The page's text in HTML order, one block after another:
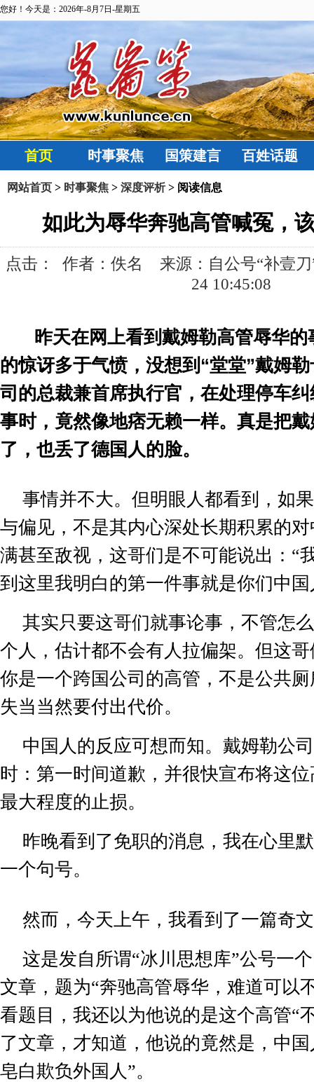
您好！今天是：2026年-8月7日-星期五
首页 时事聚焦 国策建言 百姓话题
网站首页 > 时事聚焦 > 深度评析> 阅读信息
如此为辱华奔驰高管喊冤，
点击：
作者：佚名 来源：自公号“补壹刀
24 10:45:08
昨天在网上看到戴姆勒高管辱华的
的惊讶多于气愤，没想到 “堂堂”戴姆
司的总裁兼首席执行官，在处理停车
事时，竟然像地痞无赖一样。真是把
了，也丢了德国人的脸。
事情并不大。但明眼人都看到，如
与偏见，不是其内心深处长期积累的
满甚至敌视，这哥们是不可能说出： “
到这里我明白的第一件事就是你们中
其实只要这哥们就事论事，不管怎
个人，估计都不会有人拉偏架。但这
你是一个跨国公司的高管，不是公共
失当当然要付出代价。
中国人的反应可想而知。戴姆勒公
时：第一时间道歉，并很快宣布将这
最大程度的止损。
昨晚看到了免职的消息，我在心里
一个句号。
然而，今天上午，我看到了一篇奇
这是发自所谓“冰川思想库”公号一
文章，题为“奔驰高管辱华，难道可以
看题目，我还以为他说的是这个高管“
了文章，才知道，他说的竟然是，中
皂白欺负外国人”。